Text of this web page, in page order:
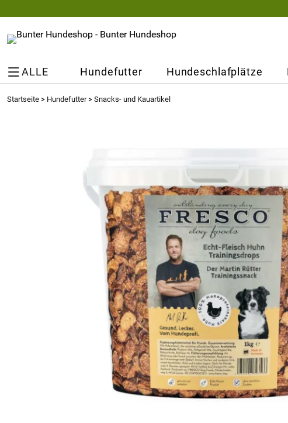
ALLE Hundefutter Hundeschlafplätze
Startseite > Hundefutter> Snacks- und Kauartikel